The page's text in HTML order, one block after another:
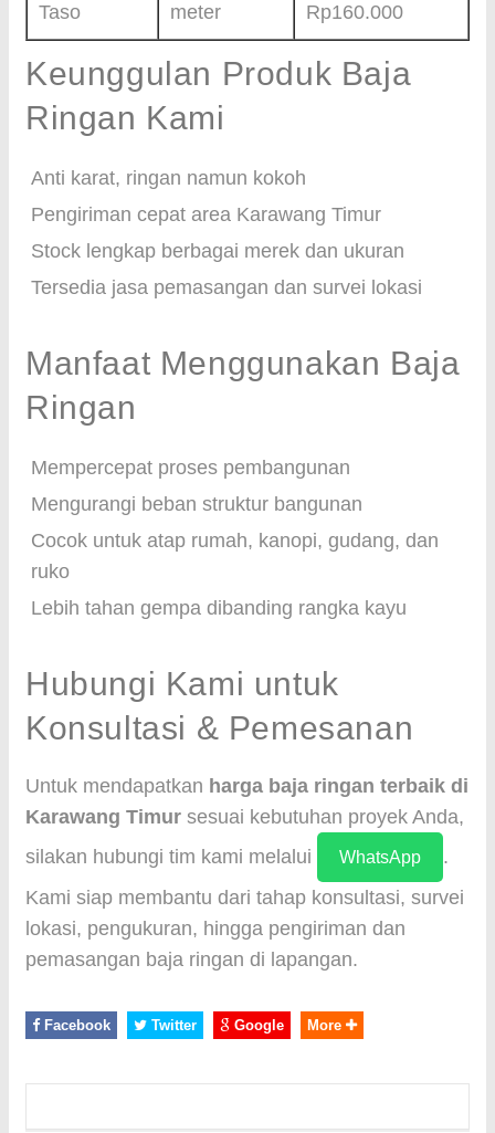
Taso
meter
Rp160.000
Keunggulan Produk Baja
Ringan Kami
Anti karat, ringan namun kokoh
Pengiriman cepat area Karawang Timur
Stock lengkap berbagai merek dan ukuran
Tersedia jasa pemasangan dan survei lokasi
Manfaat Menggunakan Baja
Ringan
Mempercepat proses pembangunan
Mengurangi beban struktur bangunan
Cocok untuk atap rumah, kanopi, gudang, dan
ruko
Lebih tahan gempa dibanding rangka kayu
Hubungi Kami untuk
Konsultasi & Pemesanan
Untuk mendapatkan harga baja ringan terbaik di
Karawang Timur sesuai kebutuhan proyek Anda,
silakan hubungi tim kami melalui
WhatsApp
.
Kami siap membantu dari tahap konsultasi, survei
lokasi, pengukuran, hingga pengiriman dan
pemasangan baja ringan di lapangan.
Facebook Twitter Google More